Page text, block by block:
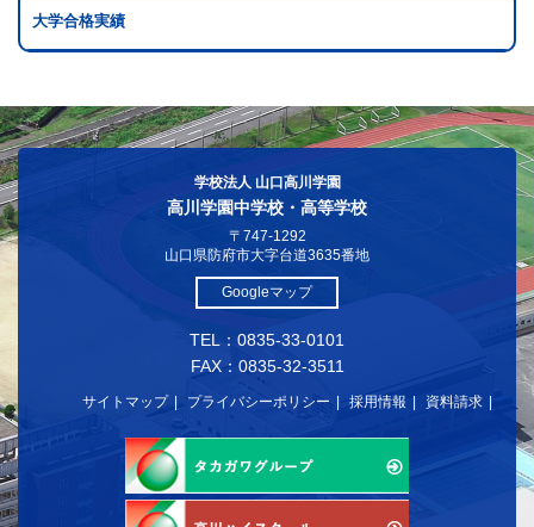
大学合格実績
学校法人 山口高川学園
高川学園中学校・高等学校
〒747-1292
山口県防府市大字台道3635番地
Googleマップ
TEL：0835-33-0101
FAX：0835-32-3511
サイトマップ プライバシーポリシー 採用情報 資料請求